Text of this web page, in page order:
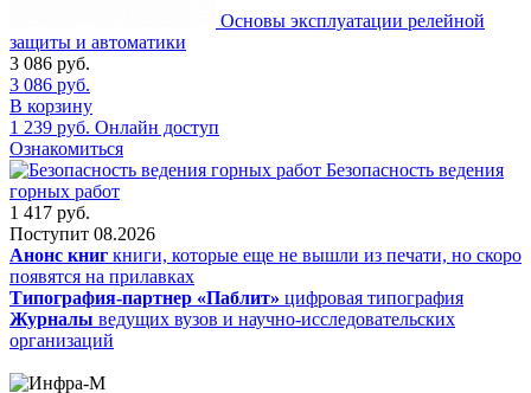
Основы эксплуатации релейной
защиты и автоматики
3 086 руб.
3 086 руб.
В корзину
1 239 руб. Онлайн доступ
Ознакомиться
Безопасность ведения
горных работ
1 417 руб.
Поступит 08.2026
Анонс книг книги, которые еще не вышли из печати, но скоро
появятся на прилавках
Типография-партнер «Паблит» цифровая типография
Журналы ведущих вузов и научно-исследовательских
организаций